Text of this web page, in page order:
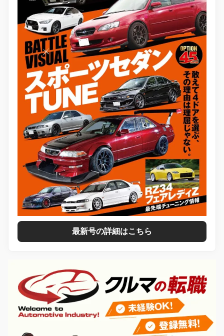
最新号の詳細はこちら